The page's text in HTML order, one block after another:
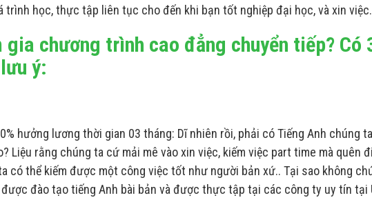
học, thực tập liên tục cho đến khi bạn tốt nghiệp đại học, và xin việc.
chương trình cao đẳng chuyển tiếp? Có
ý:
hưởng lương thời gian 03 tháng: Dĩ nhiên rồi, phải có Tiếng Anh chúng
Liệu rằng chúng ta cứ mải mê vào xin việc, kiếm việc part time mà quên
có thể kiếm được một công việc tốt như người bản xứ.. Tại sao không
đào tạo tiếng Anh bài bản và được thực tập tại các công ty uy tín tại